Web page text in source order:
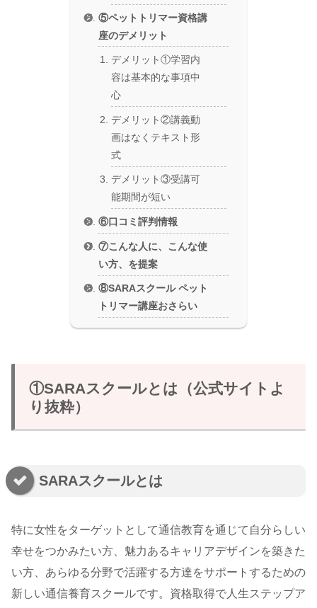
⑤ペットトリマー資格講
座のデメリット
デメリット①学習内
容は基本的な事項中
心
デメリット②講義動
画はなくテキスト形
式
デメリット③受講可
能期間が短い
⑥口コミ評判情報
⑦こんな人に、こんな使
い方、を提案
⑧SARAスクール ペット
トリマー講座おさらい
①SARAスクールとは（公式サイトよ
り抜粋）
SARAスクールとは
特に女性をターゲットとして通信教育を通じて自分らしい
幸せをつかみたい方、魅力あるキャリアデザインを築きた
い方、あらゆる分野で活躍する方達をサポートするための
新しい通信養育スクールです。資格取得で人生ステップア